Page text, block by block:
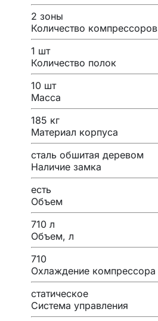
2 зоны
Количество компрессоров
1 шт
Количество полок
10 шт
Масса
185 кг
Материал корпуса
сталь обшитая деревом
Наличие замка
есть
Объем
710 л
Объем, л
710
Охлаждение компрессора
статическое
Система управления